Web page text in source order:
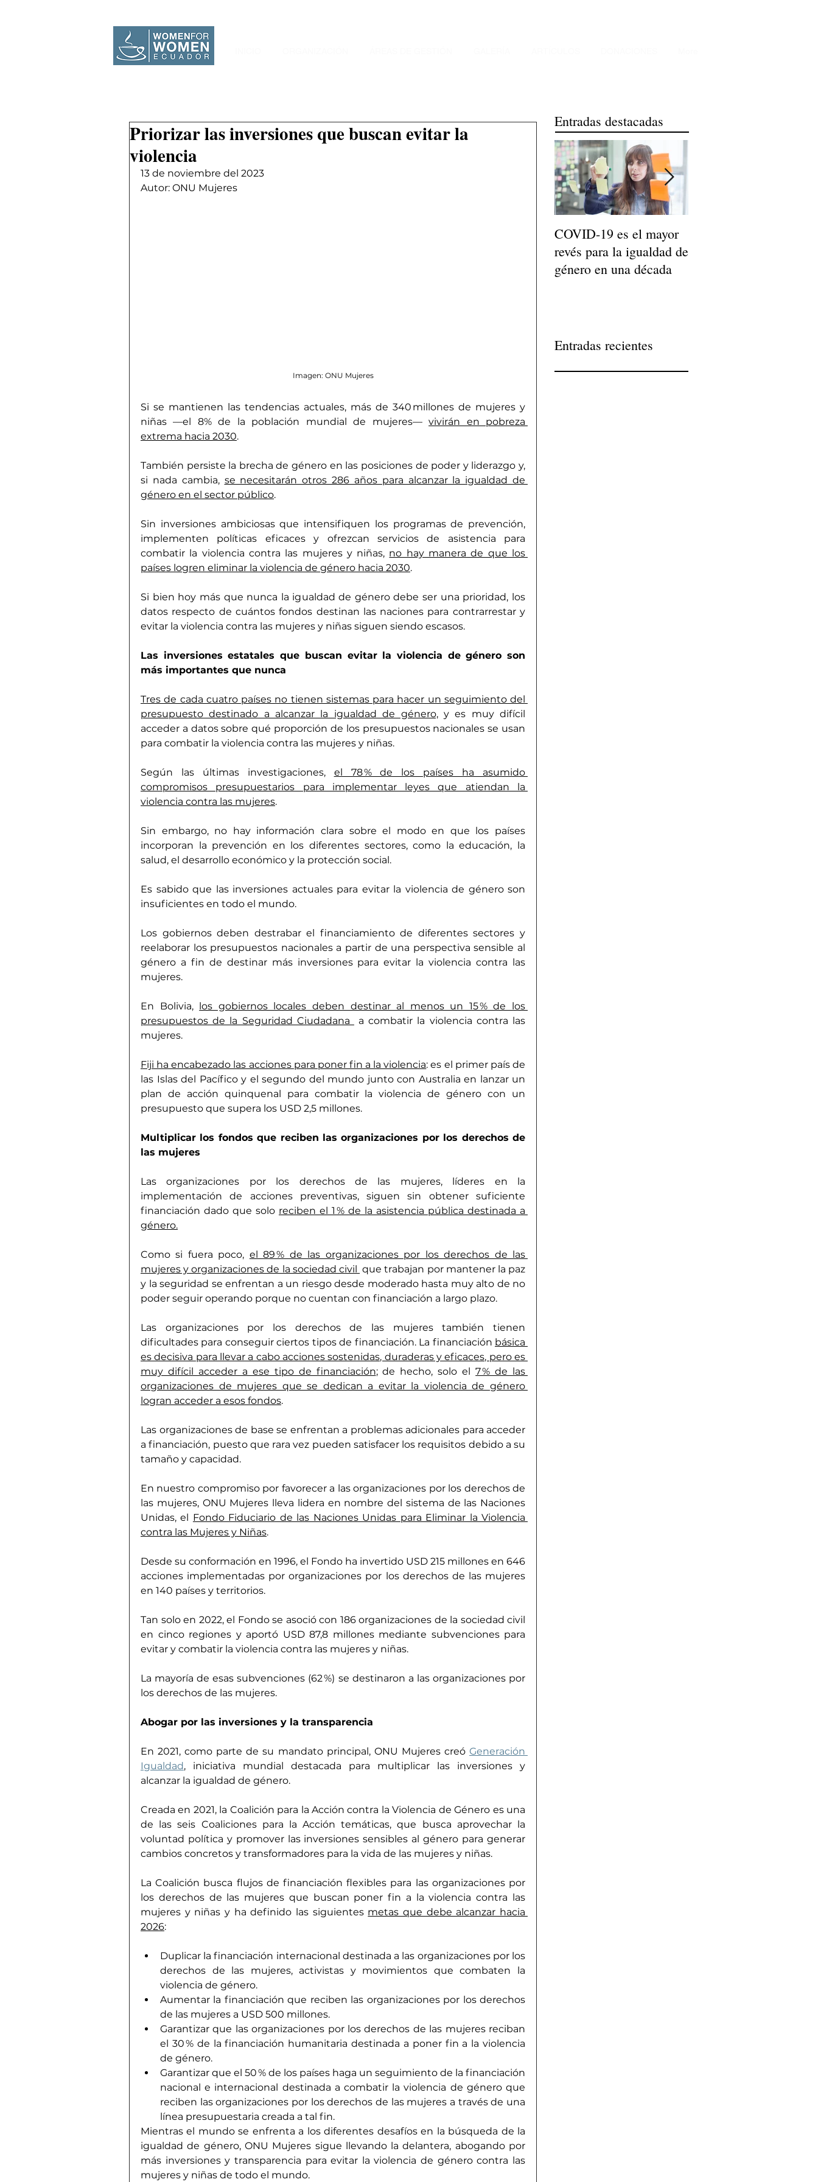
Priorizar las inversiones que buscan evitar la
violencia
13 de noviembre del 2023
Autor: ONU Mujeres
Imagen: ONU Mujeres
Si se mantienen las tendencias actuales, más de 340 millones de mujeres y
niñas —el 8% de la población mundial de mujeres— vivirán en pobreza
extrema hacia 2030.
También persiste la brecha de género en las posiciones de poder y liderazgo y,
si nada cambia, se necesitarán otros 286 años para alcanzar la igualdad de
género en el sector público.
Sin inversiones ambiciosas que intensifiquen los programas de prevención,
implementen políticas eficaces y ofrezcan servicios de asistencia para
combatir la violencia contra las mujeres y niñas, no hay manera de que los
países logren eliminar la violencia de género hacia 2030.
Si bien hoy más que nunca la igualdad de género debe ser una prioridad, los
datos respecto de cuántos fondos destinan las naciones para contrarrestar y
evitar la violencia contra las mujeres y niñas siguen siendo escasos.
Las inversiones estatales que buscan evitar la violencia de género son
más importantes que nunca
Tres de cada cuatro países no tienen sistemas para hacer un seguimiento del
presupuesto destinado a alcanzar la igualdad de género, y es muy difícil
acceder a datos sobre qué proporción de los presupuestos nacionales se usan
para combatir la violencia contra las mujeres y niñas.
Según las últimas investigaciones, el 78 % de los países ha asumido
compromisos presupuestarios para implementar leyes que atiendan la
violencia contra las mujeres.
Sin embargo, no hay información clara sobre el modo en que los países
incorporan la prevención en los diferentes sectores, como la educación, la
salud, el desarrollo económico y la protección social.
Es sabido que las inversiones actuales para evitar la violencia de género son
insuficientes en todo el mundo.
Los gobiernos deben destrabar el financiamiento de diferentes sectores y
reelaborar los presupuestos nacionales a partir de una perspectiva sensible al
género a fin de destinar más inversiones para evitar la violencia contra las
mujeres.
En Bolivia,
los gobiernos locales deben destinar al menos un 15 % de los
presupuestos de la Seguridad Ciudadana
a combatir la violencia contra las
mujeres.
Fiji ha encabezado las acciones para poner fin a la violencia: es el primer país de
las Islas del Pacífico y el segundo del mundo junto con Australia en lanzar un
plan de acción quinquenal para combatir la violencia de género con un
presupuesto que supera los USD 2,5 millones.
Multiplicar los fondos que reciben las organizaciones por los derechos de
las mujeres
Las organizaciones por los derechos de las mujeres, líderes en la
implementación de acciones preventivas, siguen sin obtener suficiente
financiación dado que solo reciben el 1 % de la asistencia pública destinada a
género.
Como si fuera poco, el 89 % de las organizaciones por los derechos de las
mujeres y organizaciones de la sociedad civil
que trabajan por mantener la paz
y la seguridad se enfrentan a un riesgo desde moderado hasta muy alto de no
poder seguir operando porque no cuentan con financiación a largo plazo.
Las organizaciones por los derechos de las mujeres también tienen
dificultades para conseguir ciertos tipos de financiación. La financiación básica
es decisiva para llevar a cabo acciones sostenidas, duraderas y eficaces, pero es
muy difícil acceder a ese tipo de financiación; de hecho, solo el 7 % de las
organizaciones de mujeres que se dedican a evitar la violencia de género
logran acceder a esos fondos.
Las organizaciones de base se enfrentan a problemas adicionales para acceder
a financiación, puesto que rara vez pueden satisfacer los requisitos debido a su
tamaño y capacidad.
En nuestro compromiso por favorecer a las organizaciones por los derechos de
las mujeres, ONU Mujeres lleva lidera en nombre del sistema de las Naciones
Unidas, el Fondo Fiduciario de las Naciones Unidas para Eliminar la Violencia
contra las Mujeres y Niñas.
Desde su conformación en 1996, el Fondo ha invertido USD 215 millones en 646
acciones implementadas por organizaciones por los derechos de las mujeres
en 140 países y territorios.
Tan solo en 2022, el Fondo se asoció con 186 organizaciones de la sociedad civil
en cinco regiones y aportó USD 87,8 millones mediante subvenciones para
evitar y combatir la violencia contra las mujeres y niñas.
La mayoría de esas subvenciones (62 %) se destinaron a las organizaciones por
los derechos de las mujeres.
Abogar por las inversiones y la transparencia
En 2021, como parte de su mandato principal, ONU Mujeres creó Generación
Igualdad, iniciativa mundial destacada para multiplicar las inversiones y
alcanzar la igualdad de género.
Creada en 2021, la Coalición para la Acción contra la Violencia de Género es una
de las seis Coaliciones para la Acción temáticas, que busca aprovechar la
voluntad política y promover las inversiones sensibles al género para generar
cambios concretos y transformadores para la vida de las mujeres y niñas.
La Coalición busca flujos de financiación flexibles para las organizaciones por
los derechos de las mujeres que buscan poner fin a la violencia contra las
mujeres y niñas y ha definido las siguientes metas que debe alcanzar hacia
2026:
Duplicar la financiación internacional destinada a las organizaciones por los
derechos de las mujeres, activistas y movimientos que combaten la
violencia de género.
Aumentar la financiación que reciben las organizaciones por los derechos
de las mujeres a USD 500 millones.
Garantizar que las organizaciones por los derechos de las mujeres reciban
el 30 % de la financiación humanitaria destinada a poner fin a la violencia
de género.
Garantizar que el 50 % de los países haga un seguimiento de la financiación
nacional e internacional destinada a combatir la violencia de género que
reciben las organizaciones por los derechos de las mujeres a través de una
línea presupuestaria creada a tal fin.
Mientras el mundo se enfrenta a los diferentes desafíos en la búsqueda de la
igualdad de género, ONU Mujeres sigue llevando la delantera, abogando por
más inversiones y transparencia para evitar la violencia de género contra las
mujeres y niñas de todo el mundo.
Entradas destacadas
COVID-19 es el mayor
revés para la igualdad de
género en una década
Entradas recientes